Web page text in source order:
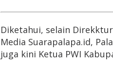
Diketahui, selain
Media Suarapalapa.id,
juga kini Ketua PWI